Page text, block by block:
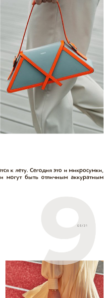
к лету. Сегодня это и микросумки,
быть отличным аккуратным